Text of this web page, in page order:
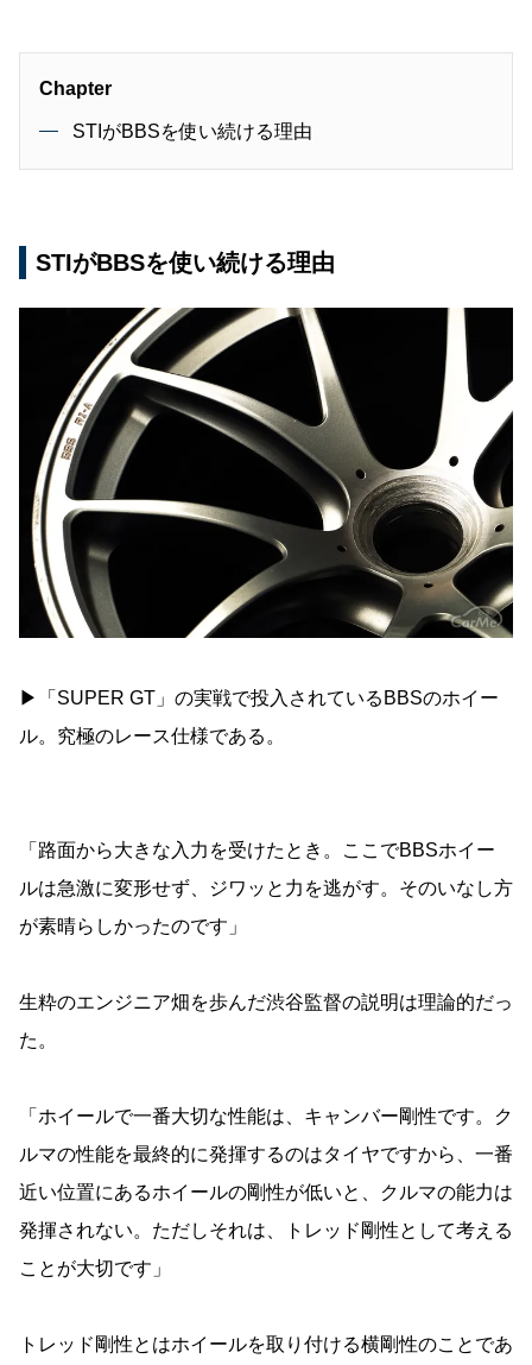
Chapter
STIがBBSを使い続ける理由
STIがBBSを使い続ける理由
▶︎「SUPER GT」の実戦で投入されているBBSのホイー
ル。究極のレース仕様である。
「路面から大きな入力を受けたとき。ここでBBSホイー
ルは急激に変形せず、ジワッと力を逃がす。そのいなし方
が素晴らしかったのです」
生粋のエンジニア畑を歩んだ渋谷監督の説明は理論的だっ
た。
「ホイールで一番大切な性能は、キャンバー剛性です。ク
ルマの性能を最終的に発揮するのはタイヤですから、一番
近い位置にあるホイールの剛性が低いと、クルマの能力は
発揮されない。ただしそれは、トレッド剛性として考える
ことが大切です」
トレッド剛性とはホイールを取り付ける横剛性のことであ